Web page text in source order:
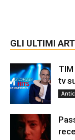
GLI ULTIMI
tv